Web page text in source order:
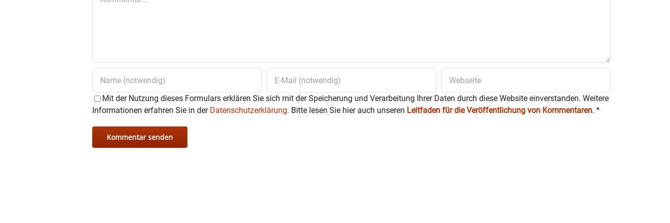
Mit der Nutzung dieses Formulars erklären Sie sich mit der Speicherung und Verarbeitung Ihrer Daten durch diese Website einverstanden. Weitere
Informationen erfahren Sie in der Datenschutzerklärung. Bitte lesen Sie hier auch unseren Leitfaden für die Veröffentlichung von Kommentaren. *